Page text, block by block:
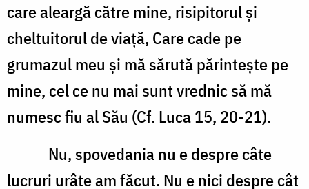
care aleargă către mine, risipitorul şi
cheltuitorul de viaţă, Care cade pe
grumazul meu şi mă sărută părinteşte pe
mine, cel ce nu mai sunt vrednic să mă
numesc fiu al Său (Cf. Luca 15, 20-21).
Nu, spovedania nu e despre câte
lucruri urâte am făcut. Nu e nici despre cât